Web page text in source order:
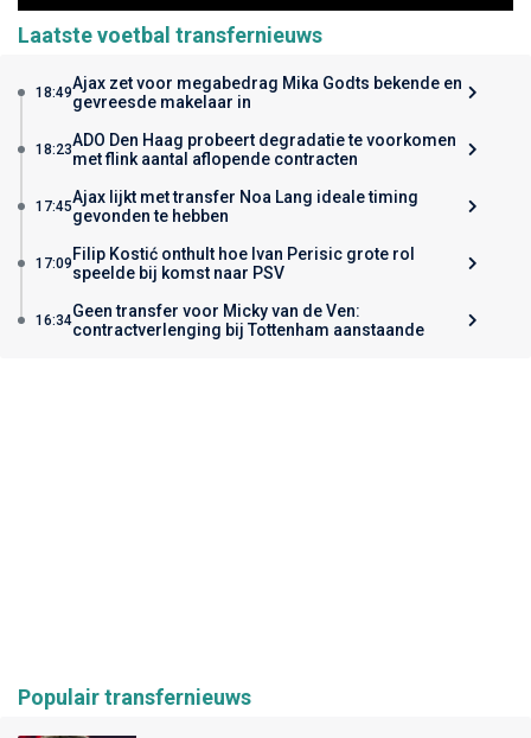
Laatste voetbal transfernieuws
18:49Ajax zet voor megabedrag Mika Godts bekende en
gevreesde makelaar in
18:23ADO Den Haag probeert degradatie te voorkomen
met flink aantal aflopende contracten
17:45Ajax lijkt met transfer Noa Lang ideale timing
gevonden te hebben
17:09 Filip Kostić onthult hoe Ivan Perisic grote rol
speelde bij komst naar PSV
16:34Geen transfer voor Micky van de Ven:
contractverlenging bij Tottenham aanstaande
Populair transfernieuws